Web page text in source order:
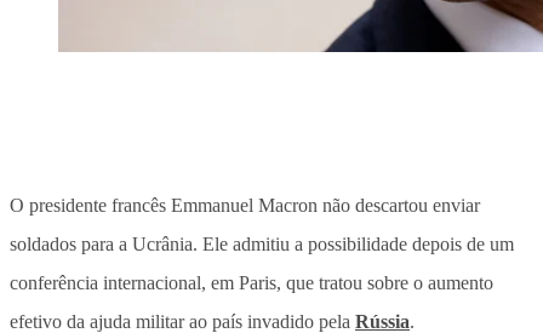
O presidente francês Emmanuel Macron não descartou enviar
soldados para a Ucrânia. Ele admitiu a possibilidade depois de um
conferência internacional, em Paris, que tratou sobre o aumento
efetivo da ajuda militar ao país invadido pela Rússia.